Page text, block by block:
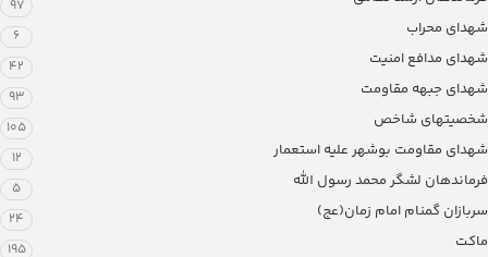
97
شهدای محراب 6
شهدای مدافع امنیت 42
شهدای جبهه مقاومت 93
شخصیتهای شاخص 105
شهدای مقاومت بوشهر علیه استعمار 12
فرماندهان لشگر محمد رسول الله 5
سربازان گمنام امام زمان(عج) 24
ماکت 195